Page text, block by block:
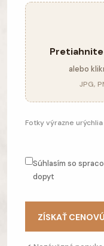
alebo
JPG,
Fotky výrazne
Súhlasím so
dopyt
ZÍSKAŤ